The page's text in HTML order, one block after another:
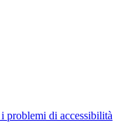
problemi di accessibilità